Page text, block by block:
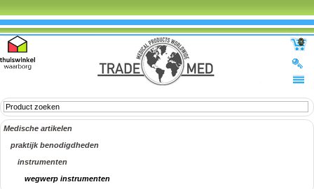
0
Medische artikelen
praktijk benodigdheden
instrumenten
wegwerp instrumenten